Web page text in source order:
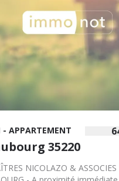
- APPARTEMENT
35220
NICOLAZO & ASSOCIES